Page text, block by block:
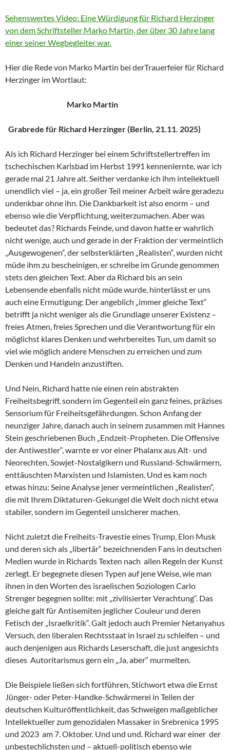
Sehenswertes Video: Eine Würdigung für Richard Herzinger
von dem Schriftsteller Marko Martin, der über 30 Jahre lang
einer seiner Wegbegleiter war.
Hier die Rede von Marko Martin bei derTrauerfeier für Richard
Herzinger im Wortlaut:
Marko Martin
Grabrede für Richard Herzinger (Berlin, 21.11. 2025)
Als ich Richard Herzinger bei einem Schriftstellertreffen im
tschechischen Karlsbad im Herbst 1991 kennenlernte, war ich
gerade mal 21 Jahre alt. Seither verdanke ich ihm intellektuell
unendlich viel – ja, ein großer Teil meiner Arbeit wäre geradezu
undenkbar ohne ihn. Die Dankbarkeit ist also enorm – und
ebenso wie die Verpflichtung, weiterzumachen. Aber was
bedeutet das? Richards Feinde, und davon hatte er wahrlich
nicht wenige, auch und gerade in der Fraktion der vermeintlich
„Ausgewogenen“, der selbsterklärten „Realisten“, wurden nicht
müde ihm zu bescheinigen, er schreibe im Grunde genommen
stets den gleichen Text. Aber da Richard bis an sein
Lebensende ebenfalls nicht müde wurde, hinterlässt er uns
auch eine Ermutigung: Der angeblich „immer gleiche Text“
betrifft ja nicht weniger als die Grundlage unserer Existenz –
freies Atmen, freies Sprechen und die Verantwortung für ein
möglichst klares Denken und wehrbereites Tun, um damit so
viel wie möglich andere Menschen zu erreichen und zum
Denken und Handeln anzustiften.
Und Nein, Richard hatte nie einen rein abstrakten
Freiheitsbegriff, sondern im Gegenteil ein ganz feines, präzises
Sensorium für Freiheitsgefährdungen. Schon Anfang der
neunziger Jahre, danach auch in seinem zusammen mit Hannes
Stein geschriebenen Buch „Endzeit-Propheten. Die Offensive
der Antiwestler“, warnte er vor einer Phalanx aus Alt- und
Neorechten, Sowjet-Nostalgikern und Russland-Schwärmern,
enttäuschten Marxisten und Islamisten. Und es kam noch
etwas hinzu: Seine Analyse jener vermeintlichen „Realisten“,
die mit Ihrem Diktaturen-Gekungel die Welt doch nicht etwa
stabiler, sondern im Gegenteil unsicherer machen.
Nicht zuletzt die Freiheits-Travestie eines Trump, Elon Musk
und deren sich als „libertär“ bezeichnenden Fans in deutschen
Medien wurde in Richards Texten nach allen Regeln der Kunst
zerlegt. Er begegnete diesen Typen auf jene Weise, wie man
ihnen in den Worten des israelischen Soziologen Carlo
Strenger begegnen sollte: mit „zivilisierter Verachtung“. Das
gleiche galt für Antisemiten jeglicher Couleur und deren
Fetisch der „Israelkritik“. Galt jedoch auch Premier Netanyahus
Versuch, den liberalen Rechtsstaat in Israel zu schleifen – und
auch denjenigen aus Richards Leserschaft, die just angesichts
dieses Autoritarismus gern ein „Ja, aber“ murmelten.
Die Beispiele ließen sich fortführen, Stichwort etwa die Ernst
Jünger- oder Peter-Handke-Schwärmerei in Teilen der
deutschen Kulturöffentlichkeit, das Schweigen maßgeblicher
Intellektueller zum genozidalen Massaker in Srebrenica 1995
und 2023 am 7. Oktober. Und und und. Richard war einer der
unbestechlichsten und – aktuell-politisch ebenso wie